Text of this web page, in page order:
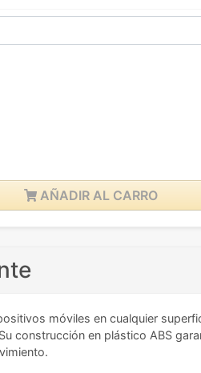
AÑADIR AL CARRO
móviles en cualquier
construcción en plástico ABS